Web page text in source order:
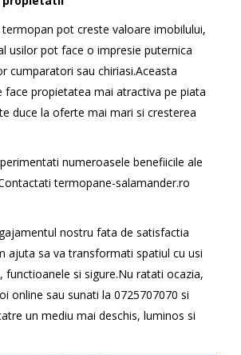
pot creste valoare imobilului,
usilor pot face o impresie puternica
cumparatori sau chiriasi.Aceasta
propietatea mai atractiva pe piata
duce la oferte mai mari si cresterea
numeroasele benefiicile ale
termopane-salamander.ro
nostru fata de satisfactia
ajuta sa va transformati spatiul cu usi
functioanele si sigure.Nu ratati ocazia,
online sau sunati la 0725707070 si
un mediu mai deschis, luminos si